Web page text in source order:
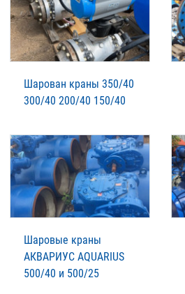
Шарован краны 350/40
300/40 200/40 150/40
Шаровые краны
АКВАРИУС AQUARIUS
500/40 и 500/25